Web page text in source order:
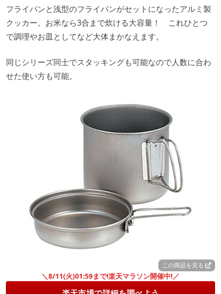
フライパンと浅型のフライパンがセットになったアルミ製
クッカー。お米なら3合まで炊ける大容量！ これひとつ
で調理やお皿としてなど大体まかなえます。
同じシリーズ同士でスタッキングも可能なので人数に合わ
せた使い方も可能。
この商品を見る
＼8/11(火)01:59まで!楽天マラソン開催中!／